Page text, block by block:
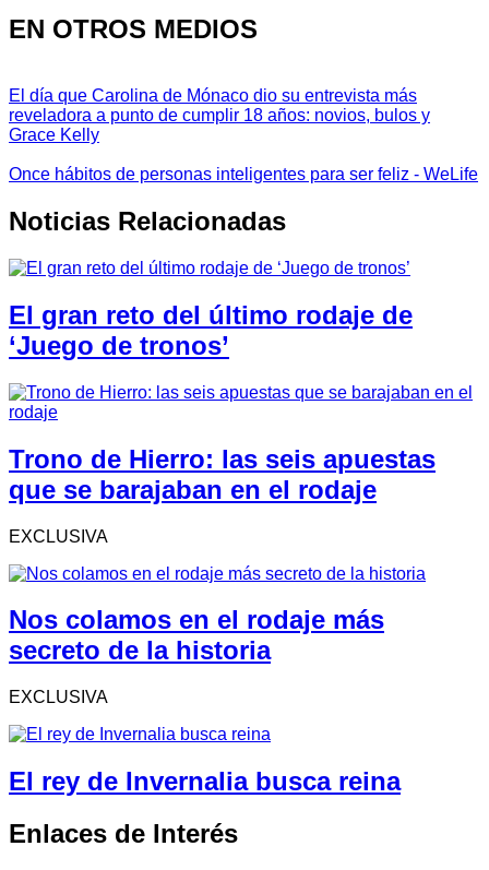
EN OTROS MEDIOS
El día que Carolina de Mónaco dio su entrevista más
reveladora a punto de cumplir 18 años: novios, bulos y
Grace Kelly
Once hábitos de personas inteligentes para ser feliz - WeLife
Noticias Relacionadas
El gran reto del último rodaje de
‘Juego de tronos’
Trono de Hierro: las seis apuestas
que se barajaban en el rodaje
EXCLUSIVA
Nos colamos en el rodaje más
secreto de la historia
EXCLUSIVA
El rey de Invernalia busca reina
Enlaces de Interés